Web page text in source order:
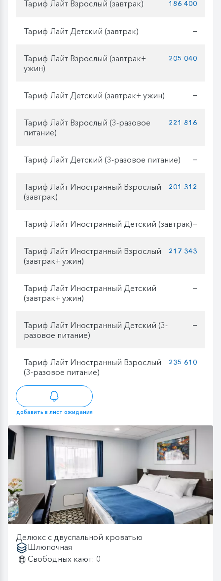
Тариф Лайт Взрослый (завтрак) 186 400
Тариф Лайт Детский (завтрак) —
Тариф Лайт Взрослый (завтрак+
ужин)
205 040
Тариф Лайт Детский (завтрак+ ужин) —
Тариф Лайт Взрослый (3-разовое
питание)
221 816
Тариф Лайт Детский (3-разовое питание) —
Тариф Лайт Иностранный Взрослый
(завтрак)
201 312
Тариф Лайт Иностранный Детский (завтрак)—
Тариф Лайт Иностранный Взрослый
(завтрак+ ужин)
217 343
Тариф Лайт Иностранный Детский
(завтрак+ ужин)
—
Тариф Лайт Иностранный Детский (3-
разовое питание)
—
Тариф Лайт Иностранный Взрослый
(3-разовое питание)
235 610
добавить в лист ожидания
Делюкс с двуспальной кроватью
Шлюпочная
Свободных кают: 0